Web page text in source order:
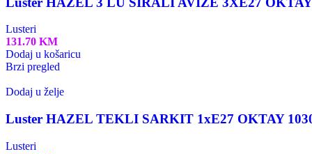
Lusteri
131.70 KM
Dodaj u košaricu
Brzi pregled
Dodaj u želje
Luster HAZEL TEKLI SARKIT 1xE27 OKTAY
Lusteri